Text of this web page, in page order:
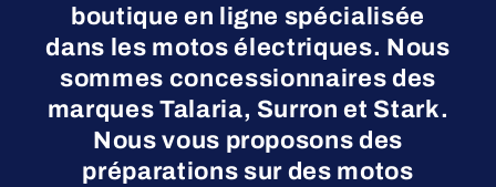
boutique en ligne spécialisée
dans les motos électriques. Nous
sommes concessionnaires des
marques Talaria, Surron et Stark.
Nous vous proposons des
préparations sur des motos